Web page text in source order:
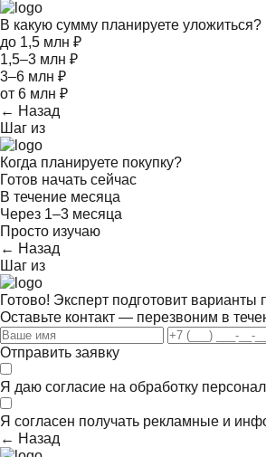
В какую сумму планируете уложиться?
до 1,5 млн ₽
1,5–3 млн ₽
3–6 млн ₽
от 6 млн ₽
← Назад
Шаг из
Когда планируете покупку?
Готов начать сейчас
В течение месяца
Через 1–3 месяца
Просто изучаю
← Назад
Шаг из
Готово! Эксперт подготовит варианты
Оставьте контакт — перезвоним в
Отправить заявку
Я даю согласие на обработку
Я согласен получать рекламные и
← Назад